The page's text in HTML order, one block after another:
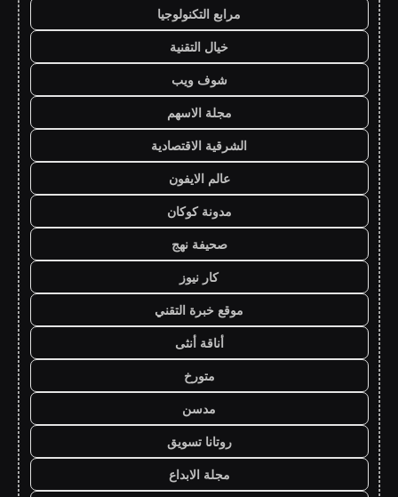
مرابع التكنولوجيا
خيال التقنية
شوف ويب
مجلة الاسهم
الشرقية الاقتصادية
عالم الايفون
مدونة كوكان
صحيفة نهج
كار نيوز
موقع خبرة التقني
أناقة أنثى
متورخ
مدسن
روتانا تسويق
مجلة الابداع